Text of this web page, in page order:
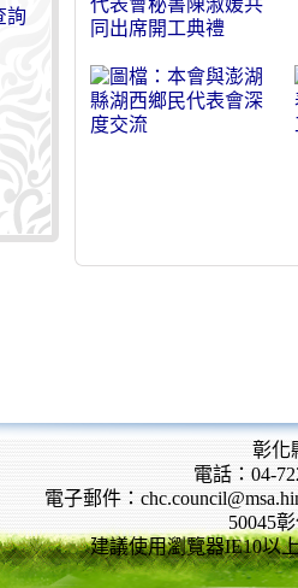
彰化
電話：04-
電子郵件：
50045
建議使用瀏覽器IE10以